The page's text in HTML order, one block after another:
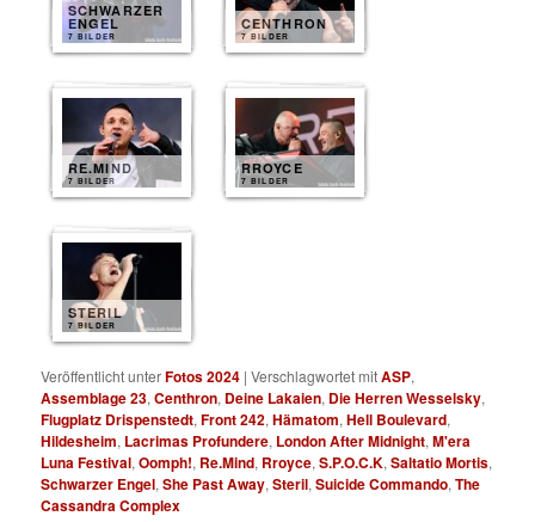
SCHWARZER
ENGEL
7 BILDER
CENTHRON
7 BILDER
RE.MIND
7 BILDER
RROYCE
7 BILDER
STERIL
7 BILDER
Veröffentlicht unterFotos 2024 |Verschlagwortet mitASP,
Assemblage 23,Centhron, Deine Lakaien, Die Herren Wesselsky,
Flugplatz Drispenstedt,Front 242,Hämatom,Hell Boulevard,
Hildesheim, Lacrimas Profundere, London After Midnight,M'era
Luna Festival,Oomph!, Re.Mind, Rroyce,S.P.O.C.K,Saltatio Mortis,
Schwarzer Engel,She Past Away,Steril,Suicide Commando,The
Cassandra Complex